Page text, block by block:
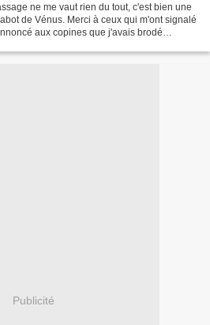
ne me vaut rien du tout, c'est bien une
de Vénus. Merci à ceux qui m'ont signalé
aux copines que j'avais brodé
Publicité